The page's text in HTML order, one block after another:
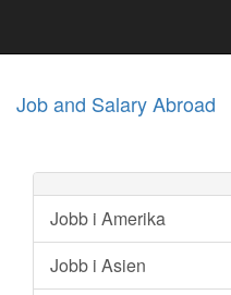
Job and Salary Abroad
Jobb i Amerika
Jobb i Asien